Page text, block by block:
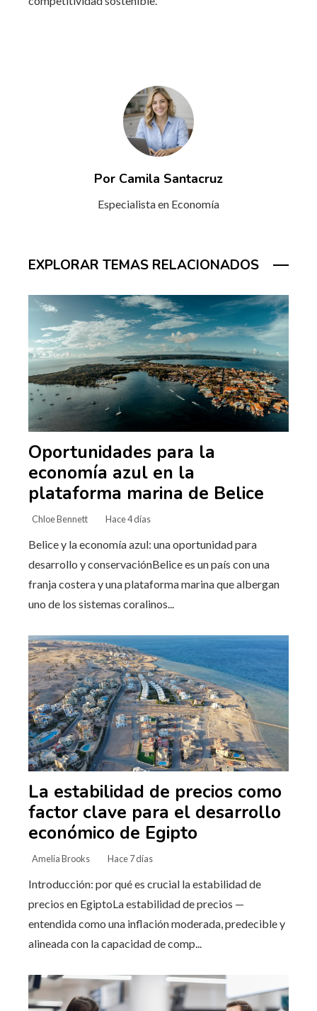
Por Camila Santacruz
Especialista en Economía
EXPLORAR TEMAS RELACIONADOS
Oportunidades para la
economía azul en la
plataforma marina de Belice
Chloe Bennett Hace 4 días
Belice y la economía azul: una oportunidad para
desarrollo y conservaciónBelice es un país con una
franja costera y una plataforma marina que albergan
uno de los sistemas coralinos...
La estabilidad de precios como
factor clave para el desarrollo
económico de Egipto
Amelia Brooks Hace 7 días
Introducción: por qué es crucial la estabilidad de
precios en EgiptoLa estabilidad de precios —
entendida como una inflación moderada, predecible y
alineada con la capacidad de comp...